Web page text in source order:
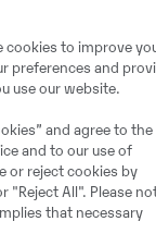
2023 är att alla
i Sverige
cookies to improve
preferences and
use our website.
and agree to the
and to our use of
or reject cookies by
"Reject All". Please
that necessary